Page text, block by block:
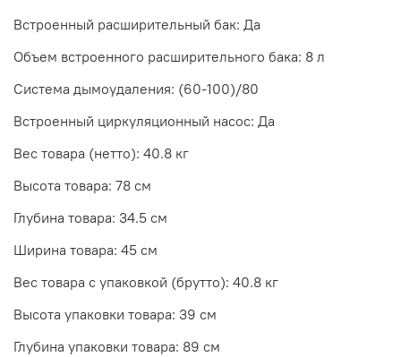
Встроенный расширительный бак: Да
Объем встроенного расширительного бака: 8 л
Система дымоудаления: (60-100)/80
Встроенный циркуляционный насос: Да
Вес товара (нетто): 40.8 кг
Высота товара: 78 см
Глубина товара: 34.5 см
Ширина товара: 45 см
Вес товара с упаковкой (брутто): 40.8 кг
Высота упаковки товара: 39 см
Глубина упаковки товара: 89 см